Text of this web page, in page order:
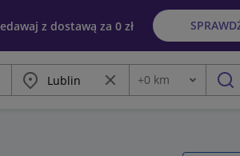
z dostawą za 0 zł
Miasto Wyczyść frazę
Odległość
+0 km